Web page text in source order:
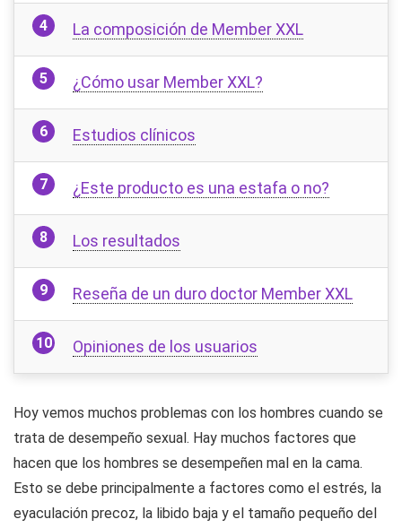
La composición de Member XXL
¿Cómo usar Member XXL?
Estudios clínicos
¿Este producto es una estafa o no?
Los resultados
Reseña de un duro doctor Member XXL
Opiniones de los usuarios
Hoy vemos muchos problemas con los hombres cuando se
trata de desempeño sexual. Hay muchos factores que
hacen que los hombres se desempeñen mal en la cama.
Esto se debe principalmente a factores como el estrés, la
eyaculación precoz, la libido baja y el tamaño pequeño del